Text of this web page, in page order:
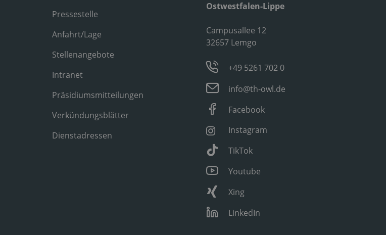
Pressestelle
Anfahrt/Lage
Stellenangebote
Intranet
Präsidiumsmitteilungen
Verkündungsblätter
Dienstadressen
Ostwestfalen-Lippe
Campusallee 12
32657 Lemgo
+49 5261 702 0
info@th-owl.de
Facebook
Instagram
TikTok
Youtube
Xing
LinkedIn